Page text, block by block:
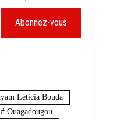
Abonnez-vous
Léticia Bouda
# Ouagadougou